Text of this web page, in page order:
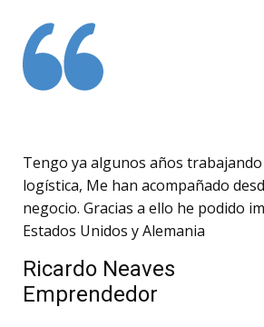
Tengo ya algunos años
logística, Me han acompañado
negocio. Gracias a ello he podido
Estados Unidos y Alemania
Ricardo Neaves
Emprendedor